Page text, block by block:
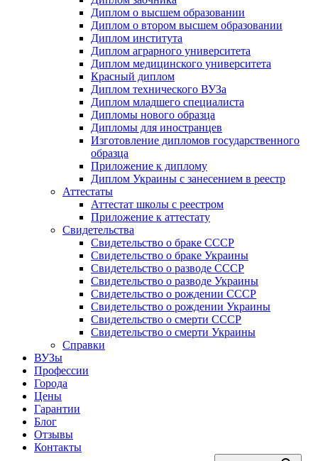
Диплом о высшем образовании
Диплом о втором высшем образовании
Диплом института
Диплом аграрного университета
Диплом медицинского университета
Красный диплом
Диплом технического ВУЗа
Диплом младшего специалиста
Дипломы нового образца
Дипломы для иностранцев
Изготовление дипломов государственного
образца
Приложение к диплому
Диплом Украины с занесением в реестр
Аттестаты
Аттестат школы с реестром
Приложение к аттестату
Свидетельства
Свидетельство о браке СССР
Свидетельство о браке Украины
Свидетельство о разводе СССР
Свидетельство о разводе Украины
Свидетельство о рождении СССР
Свидетельство о рождении Украины
Свидетельство о смерти СССР
Свидетельство о смерти Украины
Справки
ВУЗы
Профессии
Города
Цены
Гарантии
Блог
Отзывы
Контакты